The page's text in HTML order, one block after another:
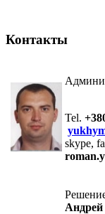
Контакты
Tel.
skype,
Андрей